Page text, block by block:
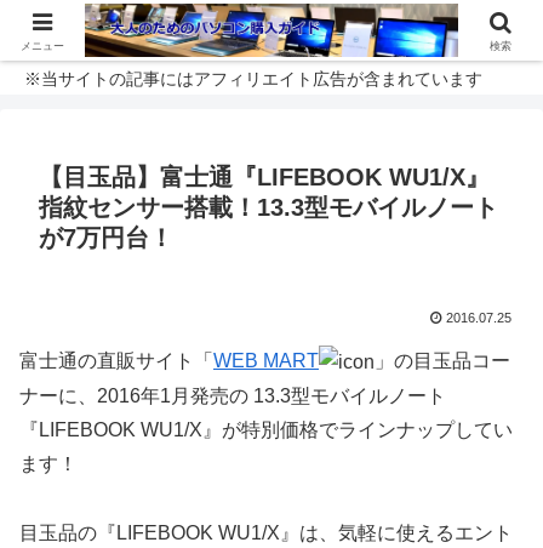
※当サイトの記事にはアフィリエイト広告が含まれています
【目玉品】富士通『LIFEBOOK WU1/X』
指紋センサー搭載！13.3型モバイルノート
が7万円台！
2016.07.25
富士通の直販サイト「 WEB MART
」の目玉品コー
ナーに、2016年1月発売の 13.3型モバイルノート
『LIFEBOOK WU1/X』が特別価格でラインナップしてい
ます！
目玉品の『LIFEBOOK WU1/X』は、気軽に使えるエント
メニュー 検索